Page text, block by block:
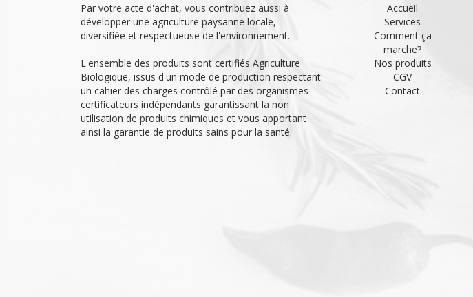
Par votre acte d'achat, vous contribuez aussi à
développer une agriculture paysanne locale,
diversifiée et respectueuse de l'environnement.
L'ensemble des produits sont certifiés Agriculture
Biologique, issus d'un mode de production respectant
un cahier des charges contrôlé par des organismes
certificateurs indépendants garantissant la non
utilisation de produits chimiques et vous apportant
ainsi la garantie de produits sains pour la santé.
Accueil
Services
Comment ça
marche?
Nos produits
CGV
Contact